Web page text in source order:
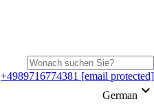
+4989716774381 [email protected]
German keyboard_arrow_down